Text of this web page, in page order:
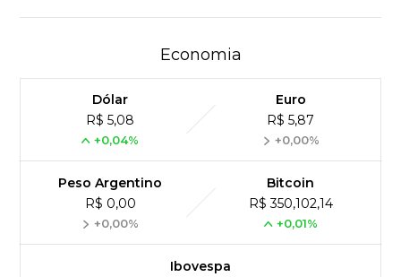
Economia
Dólar
R$ 5,08
+0,04%
Euro
R$ 5,87
+0,00%
Peso Argentino
R$ 0,00
+0,00%
Bitcoin
R$ 350,102,14
+0,01%
Ibovespa